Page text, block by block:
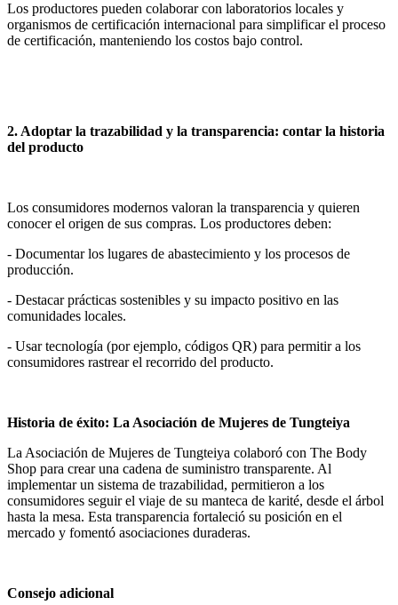
Los productores pueden colaborar con laboratorios locales y
organismos de certificación internacional para simplificar el proceso
de certificación, manteniendo los costos bajo control.
2. Adoptar la trazabilidad y la transparencia: contar la historia
del producto
Los consumidores modernos valoran la transparencia y quieren
conocer el origen de sus compras. Los productores deben:
- Documentar los lugares de abastecimiento y los procesos de
producción.
- Destacar prácticas sostenibles y su impacto positivo en las
comunidades locales.
- Usar tecnología (por ejemplo, códigos QR) para permitir a los
consumidores rastrear el recorrido del producto.
Historia de éxito: La Asociación de Mujeres de Tungteiya
La Asociación de Mujeres de Tungteiya colaboró con The Body
Shop para crear una cadena de suministro transparente. Al
implementar un sistema de trazabilidad, permitieron a los
consumidores seguir el viaje de su manteca de karité, desde el árbol
hasta la mesa. Esta transparencia fortaleció su posición en el
mercado y fomentó asociaciones duraderas.
Consejo adicional